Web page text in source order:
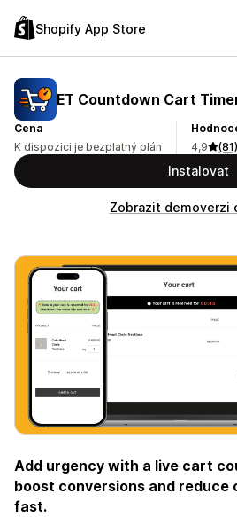
Shopify App Store
ET Countdown Cart
Cena
K dispozici je bezplatný plán
4,9
(81)
Instalovat
Zobrazit demoverzi
Add urgency with a live cart
boost conversions and reduce
fast.